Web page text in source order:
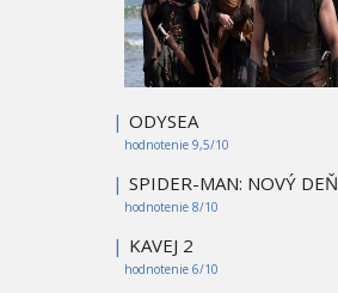
| ODYSEA
hodnotenie 9,5/10
| SPIDER-MAN: NOVÝ DEŇ
hodnotenie 8/10
| KAVEJ 2
hodnotenie 6/10